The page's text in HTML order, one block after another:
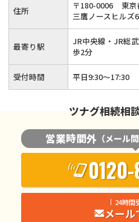
住所 〒180-0006
東
三鷹ノースヒルズ
最寄り駅
JR中央線・JR総
歩2分
受付時間 平日9:30～17:30
ツナグ相続相
営業時間外 （メール
24時間
メール